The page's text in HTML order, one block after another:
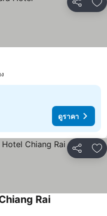
แชร์ เ
ดูราคา
แชร์ เ
Rai